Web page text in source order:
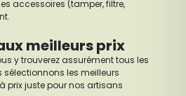
accessoires (tamper, filtre,
meilleurs prix
y trouverez assurément tous les
les meilleurs
prix juste pour nos artisans